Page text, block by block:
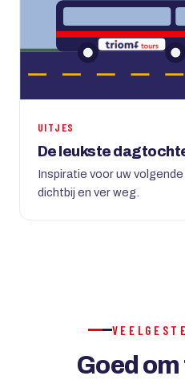
UITJES
De leukste
Inspiratie voor uw
dichtbij en ver weg.
Goed